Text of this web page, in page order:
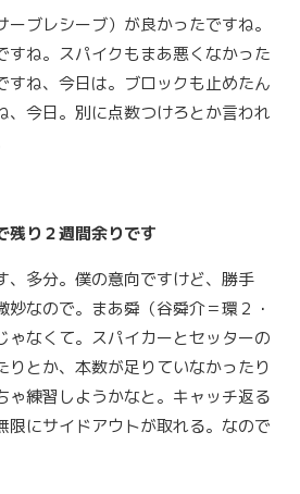
ブレシーブ）が良かったですね。
すね。スパイクもまあ悪くなかった
ね、今日は。ブロックも止めたん
、今日。別に点数つけろとか言われ
り２週間余りです
、多分。僕の意向ですけど、勝手
なので。まあ舜（谷舜介＝環２・
ゃなくて。スパイカーとセッターの
りとか、本数が足りていなかったり
ゃ練習しようかなと。キャッチ返る
限にサイドアウトが取れる。なので